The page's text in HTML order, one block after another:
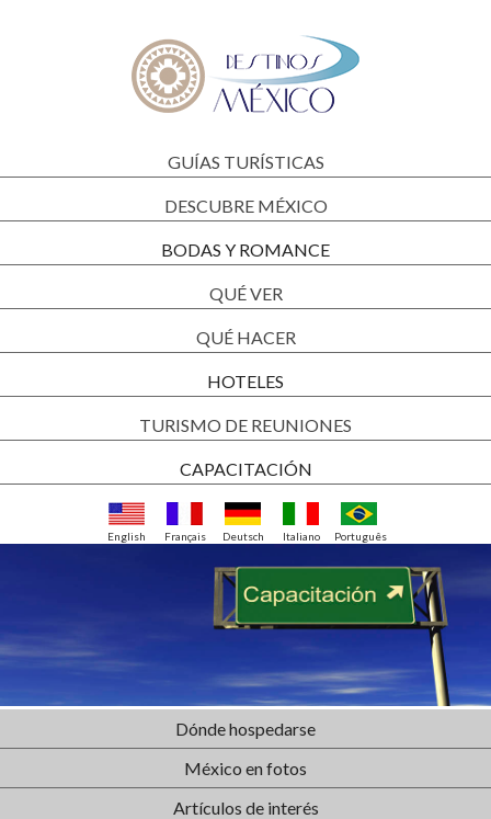
GUÍAS TURÍSTICAS
DESCUBRE MÉXICO
BODAS Y ROMANCE
QUÉ VER
QUÉ HACER
HOTELES
TURISMO DE REUNIONES
CAPACITACIÓN
English Français Deutsch Italiano Português
Dónde hospedarse
México en fotos
Artículos de interés